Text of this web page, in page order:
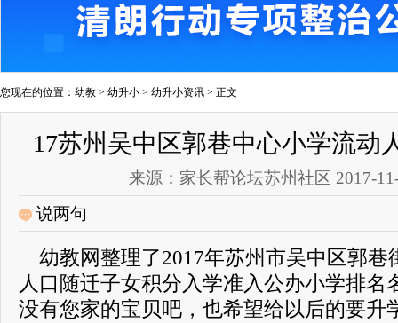
您现在的位置： 幼教 > 幼升小 > 幼升小资讯 > 正文
17苏州吴中区郭巷中心小学流动
来源：家长帮论坛苏州社区 2017-
说两句
幼教网整理了2017年苏州市吴中区郭巷
人口随迁子女积分入学准入公办小学排名
没有您家的宝贝吧，也希望给以后的要升